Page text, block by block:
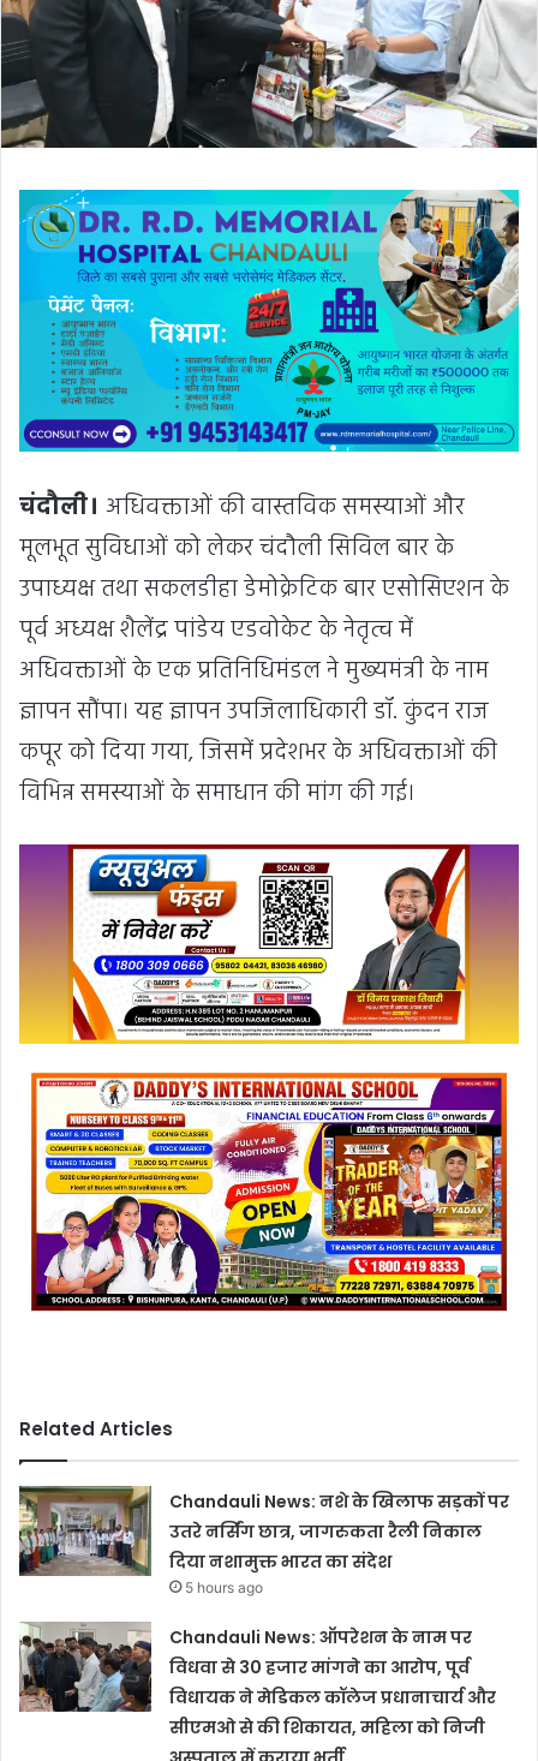
चंदौली। अधिवक्ताओं की वास्तविक समस्याओं और
मूलभूत सुविधाओं को लेकर चंदौली सिविल बार के
उपाध्यक्ष तथा सकलडीहा डेमोक्रेटिक बार एसोसिएशन के
पूर्व अध्यक्ष शैलेंद्र पांडेय एडवोकेट के नेतृत्व में
अधिवक्ताओं के एक प्रतिनिधिमंडल ने मुख्यमंत्री के नाम
ज्ञापन सौंपा। यह ज्ञापन उपजिलाधिकारी डॉ. कुंदन राज
कपूर को दिया गया, जिसमें प्रदेशभर के अधिवक्ताओं की
विभिन्न समस्याओं के समाधान की मांग की गई।
Related Articles
Chandauli News: नशे के खिलाफ सड़कों पर
उतरे नर्सिंग छात्र, जागरुकता रैली निकाल
दिया नशामुक्त भारत का संदेश
5 hours ago
Chandauli News: ऑपरेशन के नाम पर
विधवा से 30 हजार मांगने का आरोप, पूर्व
विधायक ने मेडिकल कॉलेज प्रधानाचार्य और
सीएमओ से की शिकायत, महिला को निजी